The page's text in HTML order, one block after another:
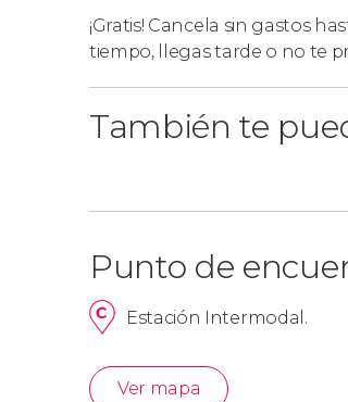
¡Gratis! Cancela sin gastos
tiempo, llegas tarde o no te
También te
Punto de
Estación Intermodal.
Ver mapa